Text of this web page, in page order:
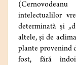
intelectualilor
determinată și
altele, și de
plante provenind
fost, fără